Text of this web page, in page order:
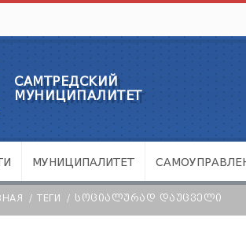
САМТРЕДСКИЙ
МУНИЦИПАЛИТЕТ
МУНИЦИПАЛИТЕТ
ТЕГИ ᲡᲝᲪᲘᲐᲚᲣᲠᲐᲓ ᲓᲐᲣᲪᲕᲔᲚᲘ